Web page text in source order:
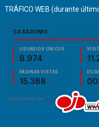
TRÁFICO WEB (durante